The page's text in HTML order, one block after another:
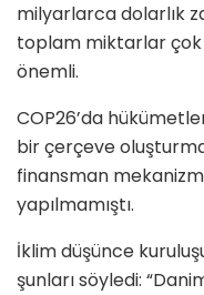
milyarlarca dolarlık
toplam miktarlar çok
önemli.
COP26’da
bir çerçeve
finansman
yapılmamıştı.
İklim düşünce
şunları söyledi: